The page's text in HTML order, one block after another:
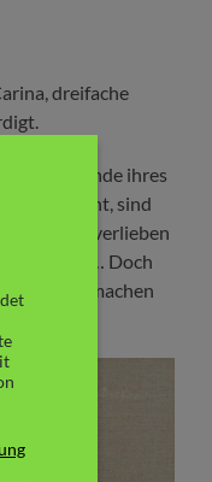
dreifache
ihres
kennenlernt, sind
dann verlieben
Doch
Hürden machen